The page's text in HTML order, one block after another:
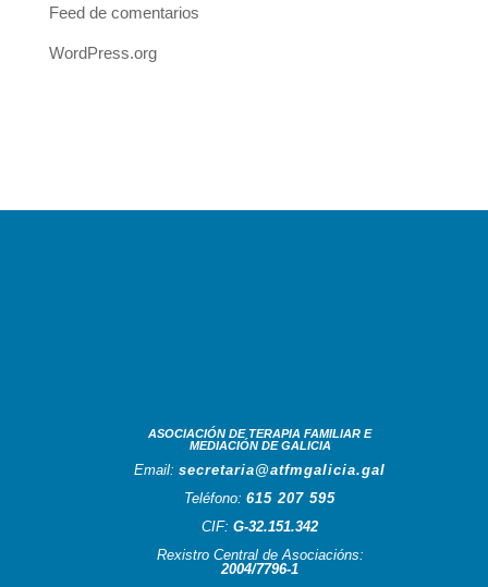
Feed de comentarios
WordPress.org
ASOCIACIÓN DE TERAPIA FAMILIAR E
MEDIACIÓN DE GALICIA
Email:secretaria@atfmgalicia.gal
Teléfono:615 207 595
CIF:G-32.151.342
Rexistro Central de Asociacións:
2004/7796-1